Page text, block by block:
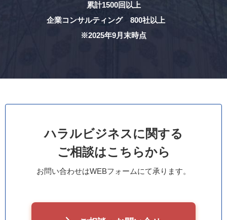
累計1500回以上
企業コンサルティング 800社以上
※2025年9月末時点
ハラルビジネスに関する
ご相談はこちらから
お問い合わせはWEBフォームにて承ります。